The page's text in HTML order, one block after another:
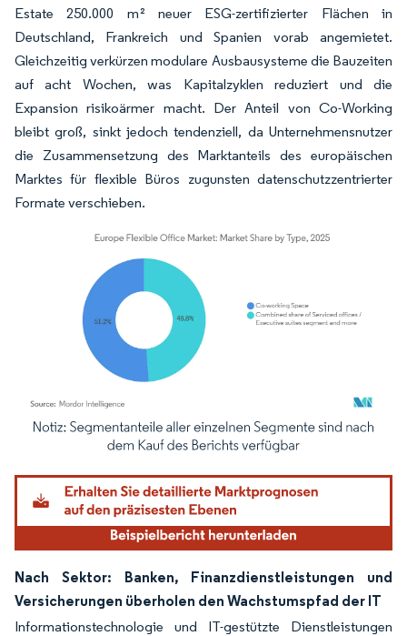
Estate 250.000 m² neuer ESG-zertifizierter Flächen in
Deutschland, Frankreich und Spanien vorab angemietet.
Gleichzeitig verkürzen modulare Ausbausysteme die Bauzeiten
auf acht Wochen, was Kapitalzyklen reduziert und die
Expansion risikoärmer macht. Der Anteil von Co-Working
bleibt groß, sinkt jedoch tendenziell, da Unternehmensnutzer
die Zusammensetzung des Marktanteils des europäischen
Marktes für flexible Büros zugunsten datenschutzzentrierter
Formate verschieben.
Bild © Mordor Intelligence. Wiederverwendung erfordert Namensnennung
Nach Sektor: Banken, Finanzdienstleistungen und
Versicherungen überholen den Wachstumspfad der IT
Informationstechnologie und IT-gestützte Dienstleistungen